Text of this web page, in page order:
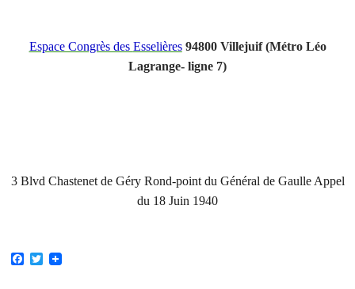
Espace Congrès des Esselières94800 Villejuif (Métro Léo
Lagrange- ligne 7)
3 Blvd Chastenet de Géry Rond-point du Général de Gaulle Appel
du 18 Juin 1940
F
T